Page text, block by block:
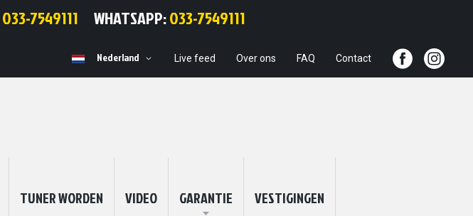
033-7549111 WHATSAPP:033-7549111
Selecteer
Nederland Live feed Over ons FAQ Contact
TUNER WORDEN VIDEO GARANTIE VESTIGINGEN